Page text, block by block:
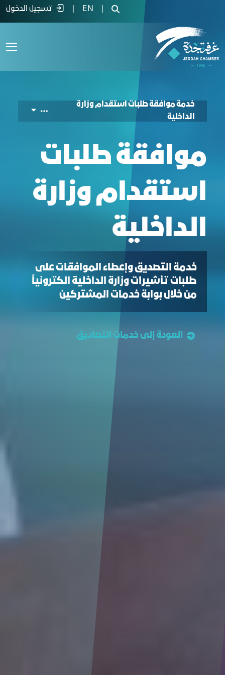
الموافقة على طلبات استقدام وزارة
EN تسجيل الدخول
خدمة موافقة طلبات استقدام وزارة
الداخلية
موافقة طلبات
استقدام وزارة
الداخلية
خدمة التصديق وإعطاء الموافقات على
طلبات تأشيرات وزارة الداخلية الكترونياً
من خلال بوابة خدمات المشتركين
العودة إلى خدمات التصاديق